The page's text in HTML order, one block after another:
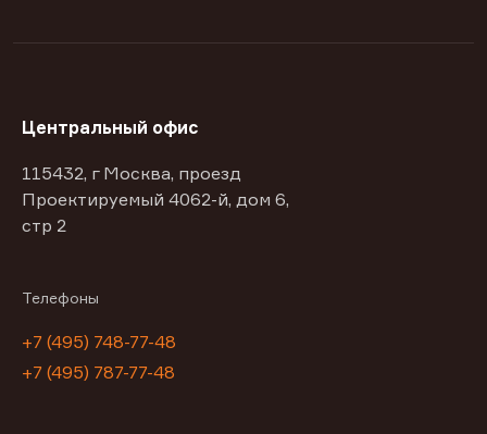
Центральный офис
115432, г Москва, проезд
Проектируемый 4062-й, дом 6,
стр 2
Телефоны
+7 (495) 748-77-48
+7 (495) 787-77-48